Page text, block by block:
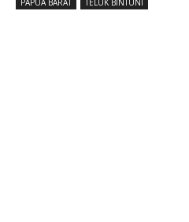
PAPUA BARAT TELUK BINTUNI